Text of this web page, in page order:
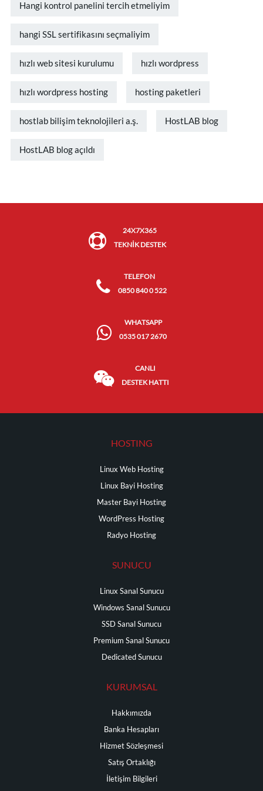
Hangi kontrol panelini tercih etmeliyim
hangi SSL sertifikasını seçmaliyim
hızlı web sitesi kurulumu hızlı wordpress
hızlı wordpress hosting hosting paketleri
hostlab bilişim teknolojileri a.ş. HostLAB blog
HostLAB blog açıldı
24X7X365
TEKNİK DESTEK
TELEFON
0850 840 0 522
WHATSAPP
0535 017 2670
CANLI
DESTEK HATTI
HOSTING
Linux Web Hosting
Linux Bayi Hosting
Master Bayi Hosting
WordPress Hosting
Radyo Hosting
SUNUCU
Linux Sanal Sunucu
Windows Sanal Sunucu
SSD Sanal Sunucu
Premium Sanal Sunucu
Dedicated Sunucu
KURUMSAL
Hakkımızda
Banka Hesapları
Hizmet Sözleşmesi
Satış Ortaklığı
İletişim Bilgileri